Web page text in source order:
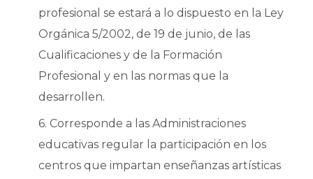
profesional se estará a lo dispuesto en la Ley
Orgánica 5/2002, de 19 de junio, de las
Cualificaciones y de la Formación
Profesional y en las normas que la
desarrollen.
6. Corresponde a las Administraciones
educativas regular la participación en los
centros que impartan enseñanzas artísticas